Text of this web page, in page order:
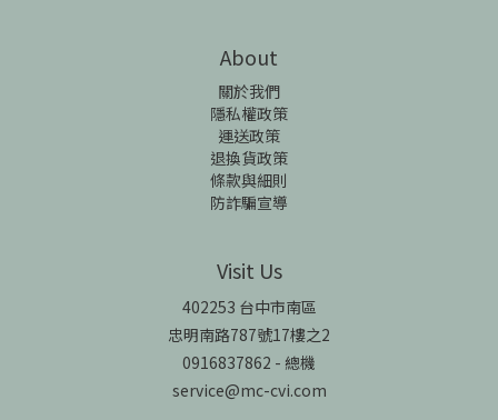
About
關於我們
隱私權政策
運送政策
退換貨政策
條款與細則
防詐騙宣導
Visit Us
402253 台中市南區
忠明南路787號17樓之2
0916837862 - 總機
service@mc-cvi.com